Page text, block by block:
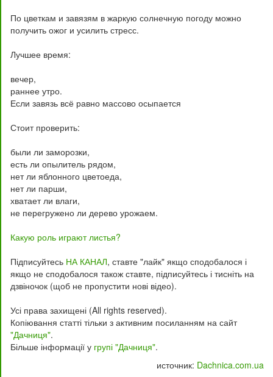
По цветкам и завязям в жаркую солнечную погоду можно
получить ожог и усилить стресс.
Лучшее время:
вечер,
раннее утро.
Если завязь всё равно массово осыпается
Стоит проверить:
были ли заморозки,
есть ли опылитель рядом,
нет ли яблонного цветоеда,
нет ли парши,
хватает ли влаги,
не перегружено ли дерево урожаем.
Какую роль играют листья?
Підписуйтесь НА КАНАЛ, ставте "лайк" якщо сподобалося і
якщо не сподобалося також ставте, підписуйтесь і тисніть на
дзвіночок (щоб не пропустити нові відео).
Усі права захищені (All rights reserved).
Копіювання статті тільки з активним посиланням на сайт
"Дачниця".
Більше інформації у групі "Дачниця".
источник: Dachnica.com.ua